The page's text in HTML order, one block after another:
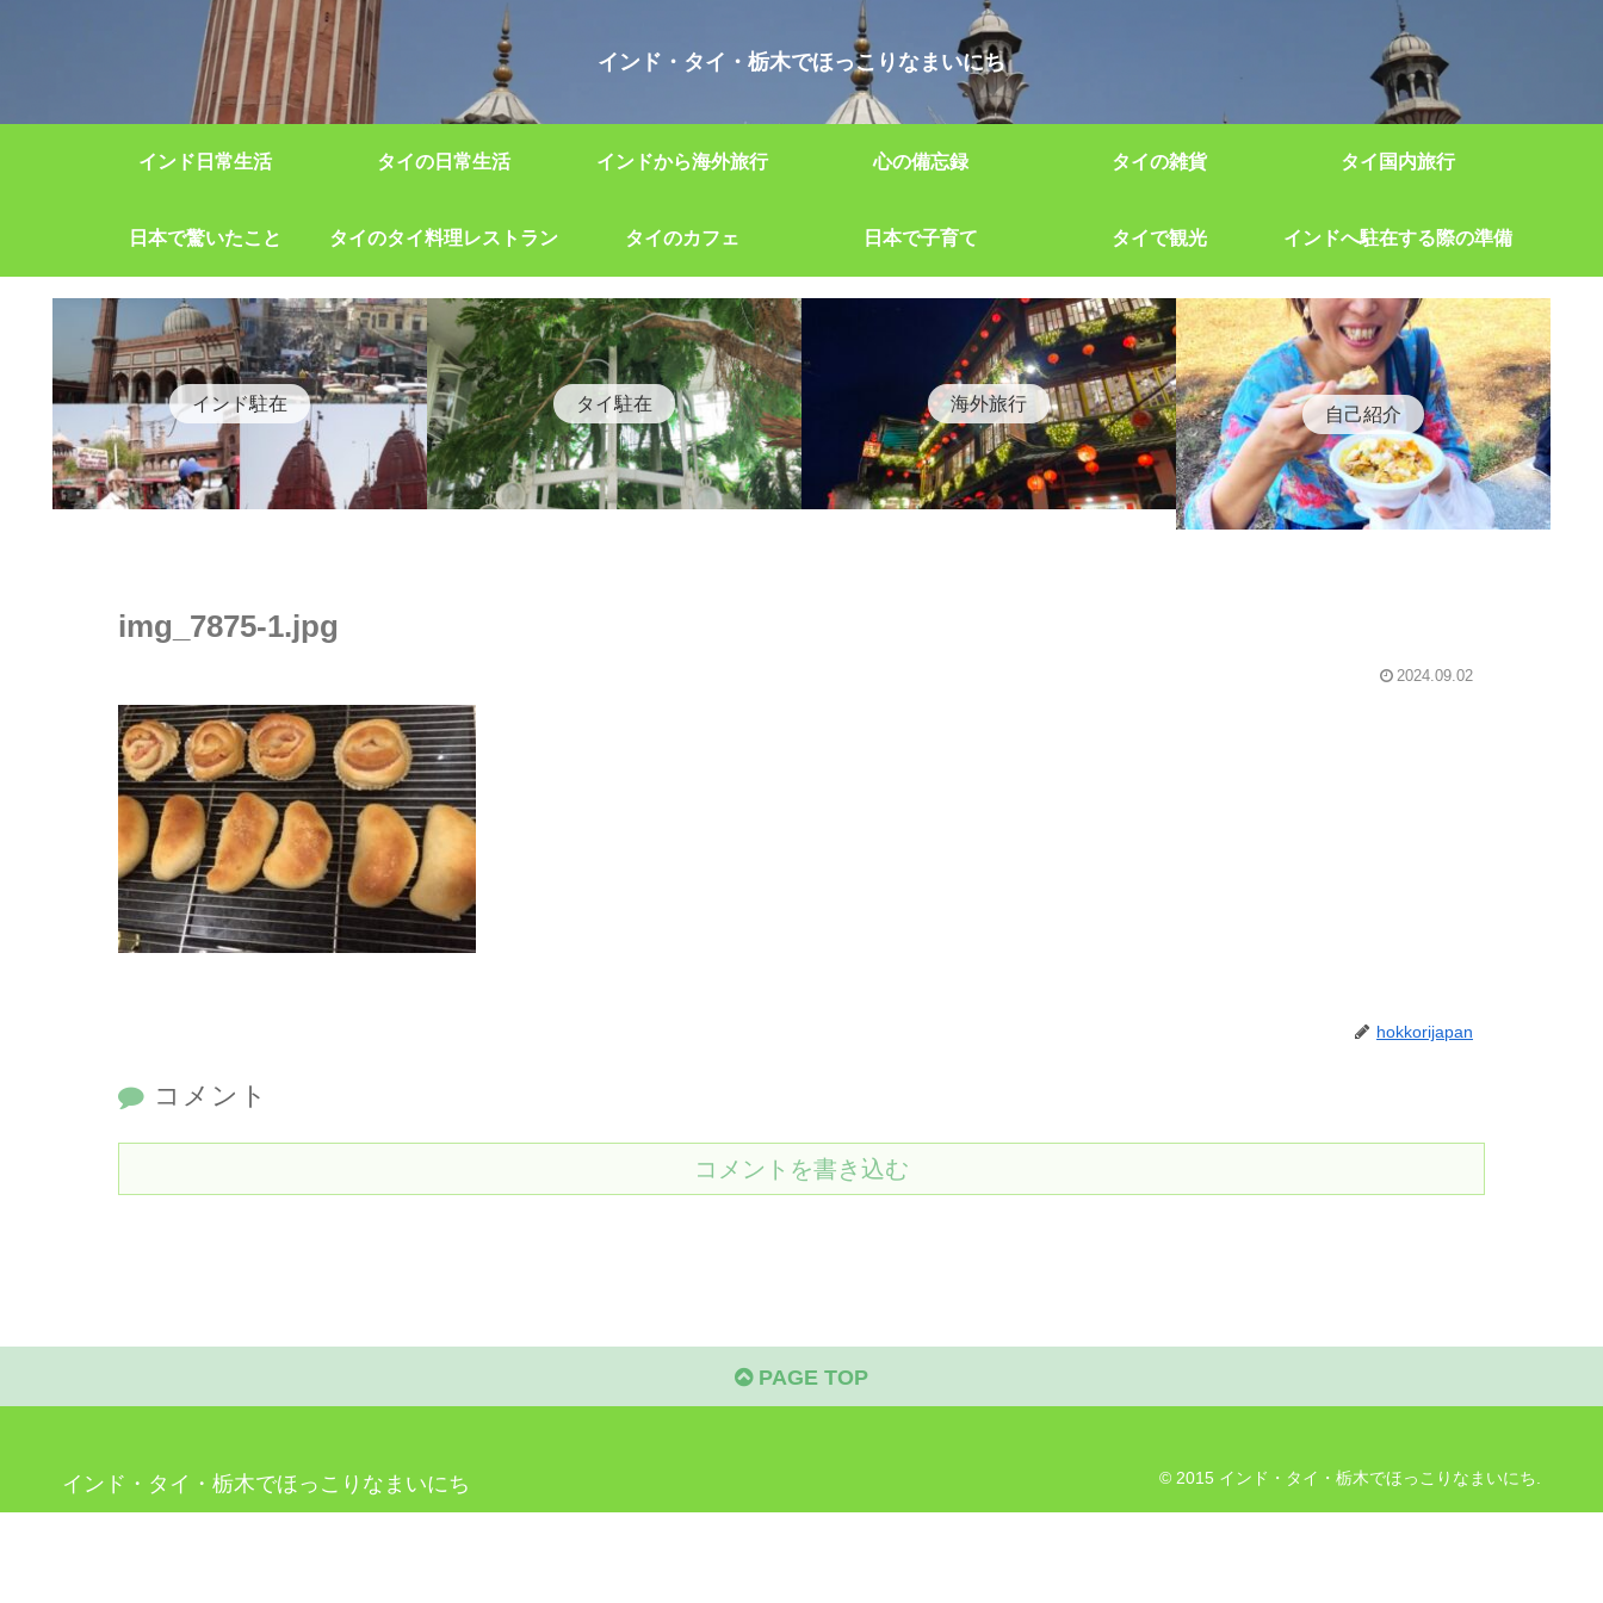
インド・タイ・栃木でほっこりなまいにち
インド日常生活 タイの日常生活 インドから海外旅行 心の備忘録 タイの雑貨 タイ国内旅行
日本で驚いたこと タイのタイ料理レストラン タイのカフェ 日本で子育て タイで観光 インドへ駐在する際の準備
インド駐在 タイ駐在 海外旅行 自己紹介
img_7875-1.jpg
2024.09.02
hokkorijapan
コメント
コメントを書き込む
PAGE TOP
インド・タイ・栃木でほっこりなまいにち © 2015 インド・タイ・栃木でほっこりなまいにち.